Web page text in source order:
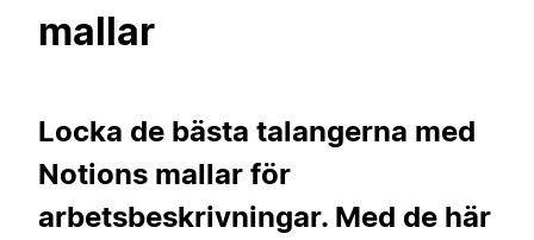
mallar
Locka de bästa talangerna med
Notions mallar för
arbetsbeskrivningar. Med de här